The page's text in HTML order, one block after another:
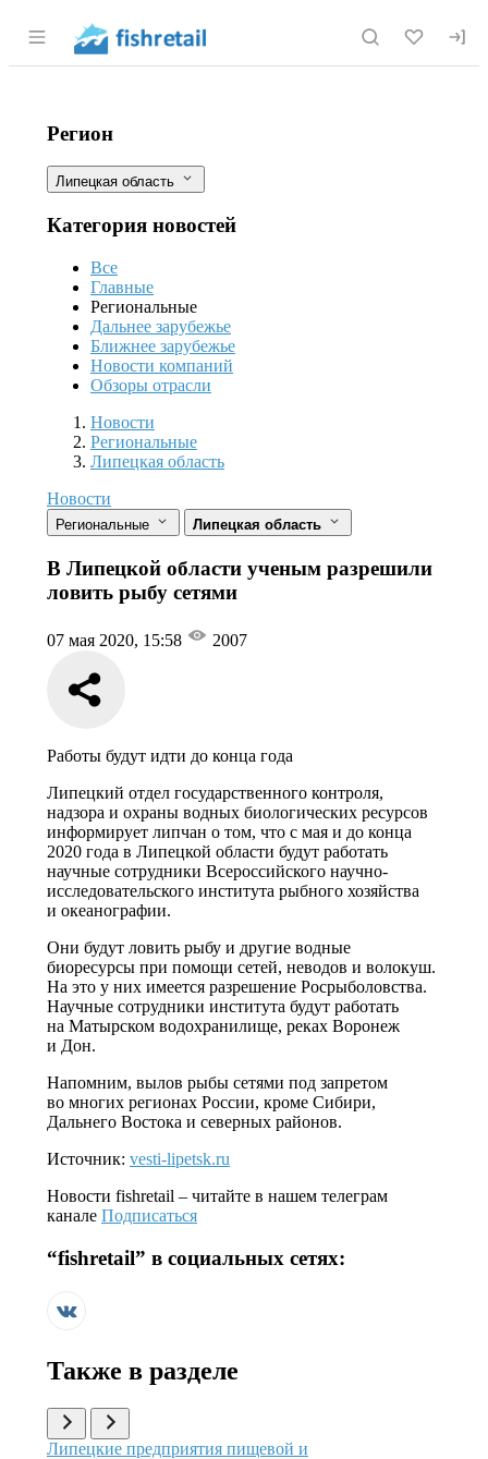
Раздел навигации по сайту fishretail.ru
В Липецкой области ученым
Фильтры
Регион
Липецкая область
Категория новостей
Все
Главные
Региональные
Дальнее зарубежье
Ближнее зарубежье
Новости компаний
Обзоры отрасли
Новости
Разделы
Новости
Региональные
Липецкая область
Новости
Региональные Липецкая область
В Липецкой области ученым разрешили
ловить рыбу сетями
07 мая 2020, 15:58 2007
Работы будут идти до конца года
Липецкий отдел государственного контроля,
надзора и охраны водных биологических ресурсов
информирует липчан о том, что с мая и до конца
2020 года в Липецкой области будут работать
научные сотрудники Всероссийского научно-
исследовательского института рыбного хозяйства
и океанографии.
Они будут ловить рыбу и другие водные
биоресурсы при помощи сетей, неводов и волокуш.
На это у них имеется разрешение Росрыболовства.
Научные сотрудники института будут работать
на Матырском водохранилище, реках Воронеж
и Дон.
Напомним, вылов рыбы сетями под запретом
во многих регионах России, кроме Сибири,
Дальнего Востока и северных районов.
Источник: vesti-lipetsk.ru
Новости fishretail – читайте в нашем телеграм
канале Подписаться
“fishretail” в социальных сетях:
Также в разделе
Иллюстрация новости
Липецкие предприятия пищевой и